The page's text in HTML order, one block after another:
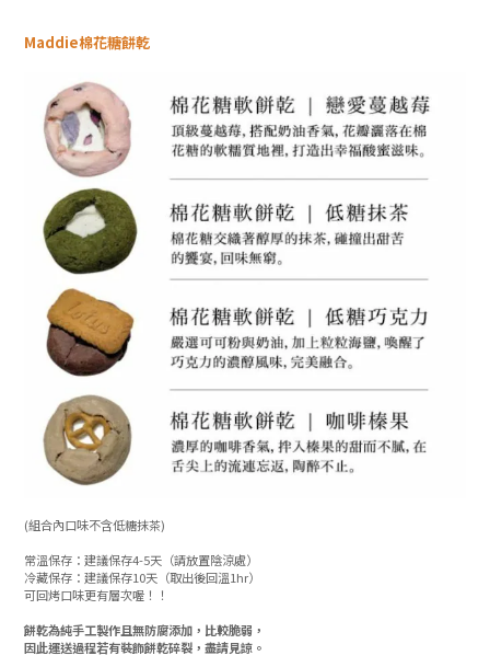
Maddie棉花糖餅乾
(組合內口味不含低糖抹茶)
常溫保存：建議保存4-5天（請放置陰涼處）
冷藏保存：建議保存10天（取出後回溫1hr）
可回烤口味更有層次喔！！
餅乾為純手工製作且無防腐添加，比較脆弱，
因此運送過程若有裝飾餅乾碎裂，盡請見諒。